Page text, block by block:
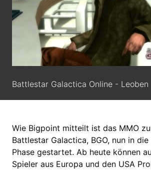
Battlestar Galactica Online - Leoben
Wie Bigpoint mitteilt ist das MMO
Battlestar Galactica, BGO, nun in
Phase gestartet. Ab heute können
Spieler aus Europa und den USA